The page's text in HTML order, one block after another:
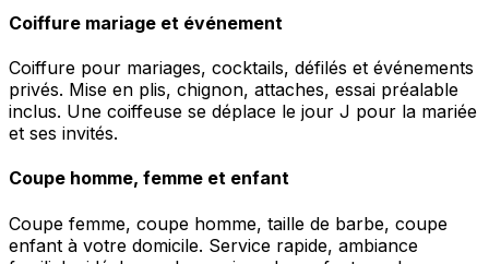
Coiffure mariage et événement
Coiffure pour mariages, cocktails, défilés et événements
privés. Mise en plis, chignon, attaches, essai préalable
inclus. Une coiffeuse se déplace le jour J pour la mariée
et ses invités.
Coupe homme, femme et enfant
Coupe femme, coupe homme, taille de barbe, coupe
enfant à votre domicile. Service rapide, ambiance